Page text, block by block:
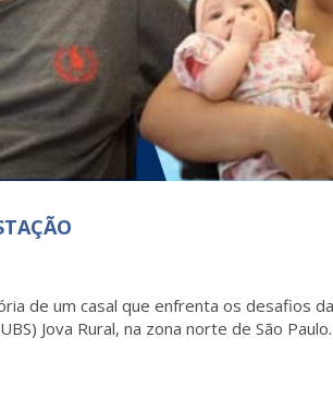
de um casal que enfrenta os desafios
Jova Rural, na zona norte de São Paulo.